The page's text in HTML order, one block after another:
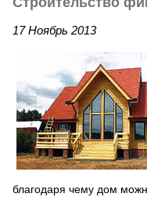
17 Ноябрь 2013
благодаря чему дом